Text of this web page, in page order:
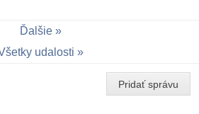
Ďalšie
udalosti
Pridať správu